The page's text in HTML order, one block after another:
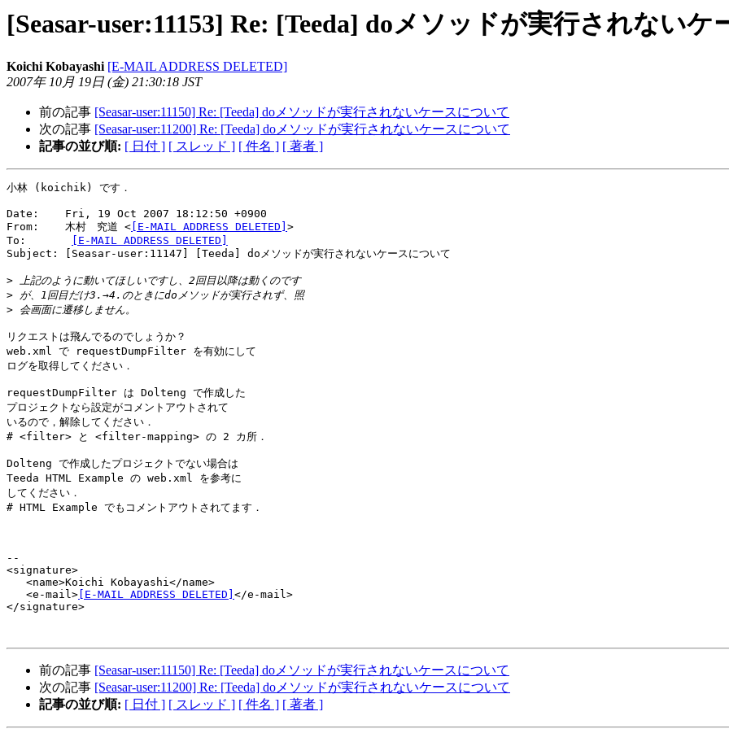
[Seasar-user:11153] Re: [Teeda] doメソッドが実行されないケ
Koichi Kobayashi [E-MAIL ADDRESS DELETED]
2007年 10月 19日 (金) 21:30:18 JST
前の記事 [Seasar-user:11150] Re: [Teeda] doメソッドが実行されないケースについて
次の記事 [Seasar-user:11200] Re: [Teeda] doメソッドが実行されないケースについて
記事の並び順: [ 日付 ] [ スレッド ] [ 件名 ] [ 著者 ]
小林 (koichik) です．
Date:    Fri, 19 Oct 2007 18:12:50 +0900
From:    木村　究道 < [E-MAIL ADDRESS DELETED] >
To:
[E-MAIL ADDRESS DELETED]
Subject: [Seasar-user:11147] [Teeda] doメソッドが実行されないケースについて
>
>
>
リクエストは飛んでるのでしょうか？
web.xml で requestDumpFilter を有効にして
ログを取得してください．
requestDumpFilter は Dolteng で作成した
プロジェクトなら設定がコメントアウトされて
いるので，解除してください．
# <filter> と <filter-mapping> の 2 カ所．
Dolteng で作成したプロジェクトでない場合は
Teeda HTML Example の web.xml を参考に
してください．
# HTML Example でもコメントアウトされてます．
--
<signature>
   <name>Koichi Kobayashi</name>
   <e-mail>
[E-MAIL ADDRESS DELETED] </e-mail>
</signature>
前の記事 [Seasar-user:11150] Re: [Teeda] doメソッドが実行されないケースについて
次の記事 [Seasar-user:11200] Re: [Teeda] doメソッドが実行されないケースについて
記事の並び順: [ 日付 ] [ スレッド ] [ 件名 ] [ 著者 ]